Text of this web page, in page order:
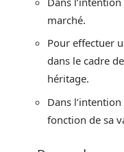
marché.
Pour effectuer
dans le cadre
héritage.
Dans
fonction de sa